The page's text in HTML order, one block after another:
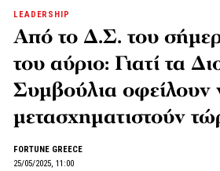
LEADERSHIP
Από το Δ.Σ. του
του αύριο: Γιατί τα
Συμβούλια οφείλουν
μετασχηματιστούν
FORTUNE GREECE
25/05/2025, 11:00